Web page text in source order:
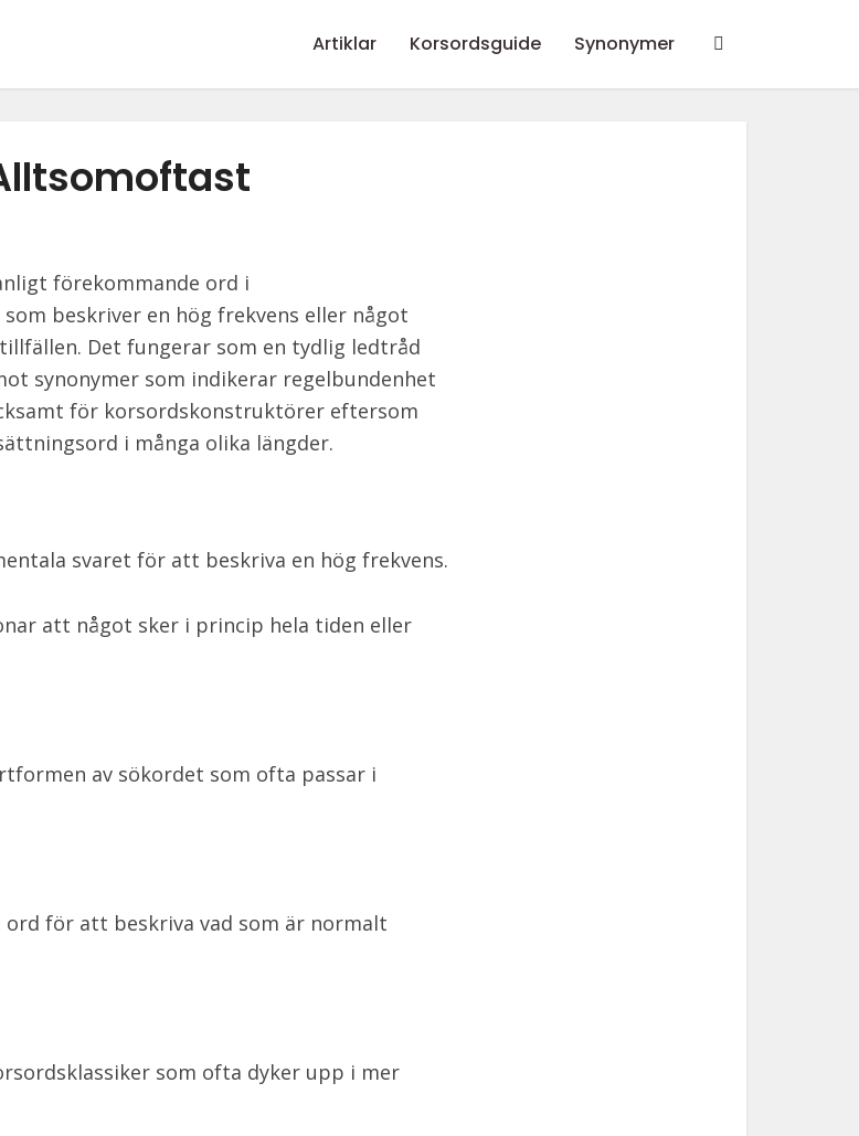
Artiklar Korsordsguide Synonymer
förekommande ord i
beskriver en hög frekvens eller något
Det fungerar som en tydlig ledtråd
synonymer som indikerar regelbundenhet
för korsordskonstruktörer eftersom
i många olika längder.
svaret för att beskriva en hög frekvens.
att något sker i princip hela tiden eller
av sökordet som ofta passar i
för att beskriva vad som är normalt
som ofta dyker upp i mer